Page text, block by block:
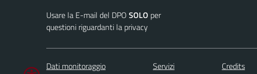
Usare la E-mail del DPO SOLO per
questioni riguardanti la privacy
Dati monitoraggio Servizi Credits